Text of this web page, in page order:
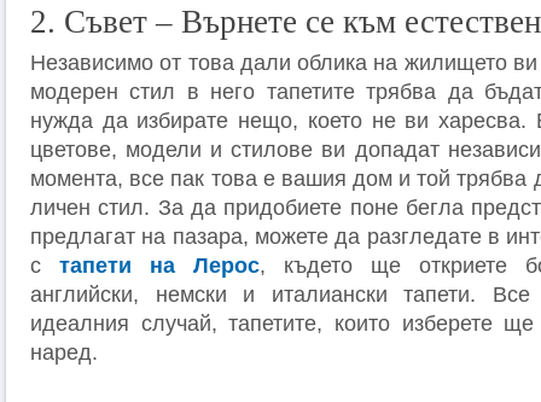
2. Съвет – Върнете се към
Независимо от това дали облика на жилището
модерен стил в него тапетите трябва да
нужда да избирате нещо, което не ви харесва.
цветове, модели и стилове ви допадат
момента, все пак това е вашия дом и той трябва
личен стил. За да придобиете поне бегла
предлагат на пазара, можете да разгледате в
с тапети на Лерос, където ще откриете
английски, немски и италиански тапети.
идеалния случай, тапетите, които изберете
наред.